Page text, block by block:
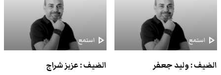
play_arrow استمع
الضيف : وليد جعفر
play_arrow استمع
الضيف : عزيز شراج